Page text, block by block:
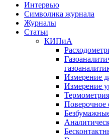
Интервью
Символика журнала
Журналы
Статьи
КИПиА
Измерение
Измерение
Термометрия
Поверочное